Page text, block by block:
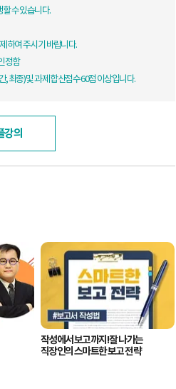
수 있습니다.
하여 주시기 바랍니다.
정함
최종) 및 과제 합산점수 60점 이상입니다.
강의
작성에서 보고까지! 잘 나가는
직장인의 스마트한 보고 전략